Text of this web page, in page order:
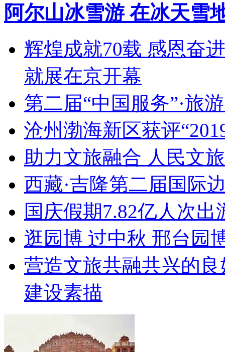
阿尔山冰雪游 在冰天雪
辉煌成就70载 感恩奋
就展在京开幕
第二届“中国服务”·旅
沧州渤海新区获评
助力文旅融合 人民文
西藏·吉隆第二届国际
国庆假期7.82亿人次
逛园博 过中秋 邢台园
营造文旅共融共兴的
建设素描